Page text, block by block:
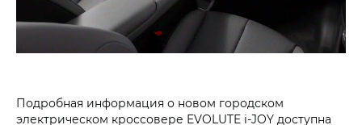
Подробная информация о новом городском
электрическом кроссовере EVOLUTE i‑JOY доступна